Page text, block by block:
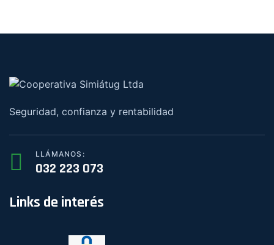
Seguridad, confianza y rentabilidad
LLÁMANOS:
032 223 073
Links de interés